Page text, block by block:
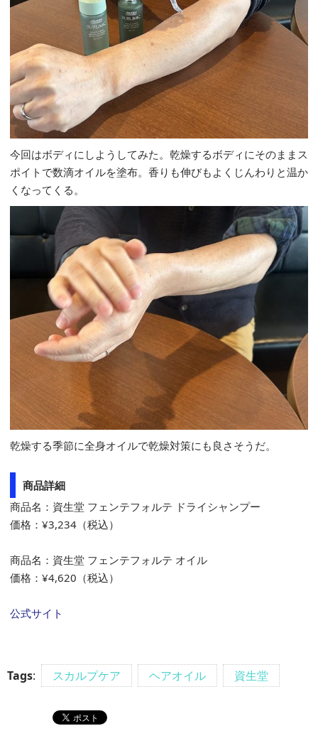
今回はボディにしようしてみた。乾燥するボディにそのままス
ポイトで数滴オイルを塗布。香りも伸びもよくじんわりと温か
くなってくる。
乾燥する季節に全身オイルで乾燥対策にも良さそうだ。
商品詳細
商品名：資生堂 フェンテフォルテ ドライシャンプー
価格：¥3,234（税込）
商品名：資生堂 フェンテフォルテ オイル
価格：¥4,620（税込）
公式サイト
Tags: スカルプケア ヘアオイル 資生堂